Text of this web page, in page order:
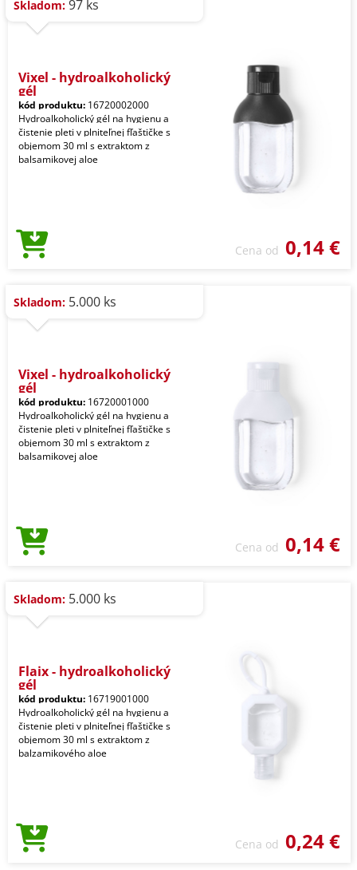
Skladom: 97 ks
Vixel - hydroalkoholický
gél
kód produktu: 16720002000
Hydroalkoholický gél na hygienu a
čistenie pleti v plniteľnej fľaštičke s
objemom 30 ml s extraktom z
balsamikovej aloe
Cena od 0,14 €
Skladom: 5.000 ks
Vixel - hydroalkoholický
gél
kód produktu: 16720001000
Hydroalkoholický gél na hygienu a
čistenie pleti v plniteľnej fľaštičke s
objemom 30 ml s extraktom z
balsamikovej aloe
Cena od 0,14 €
Skladom: 5.000 ks
Flaix - hydroalkoholický
gél
kód produktu: 16719001000
Hydroalkoholický gél na hygienu a
čistenie pleti v plniteľnej fľaštičke s
objemom 30 ml s extraktom z
balzamikového aloe
Cena od 0,24 €